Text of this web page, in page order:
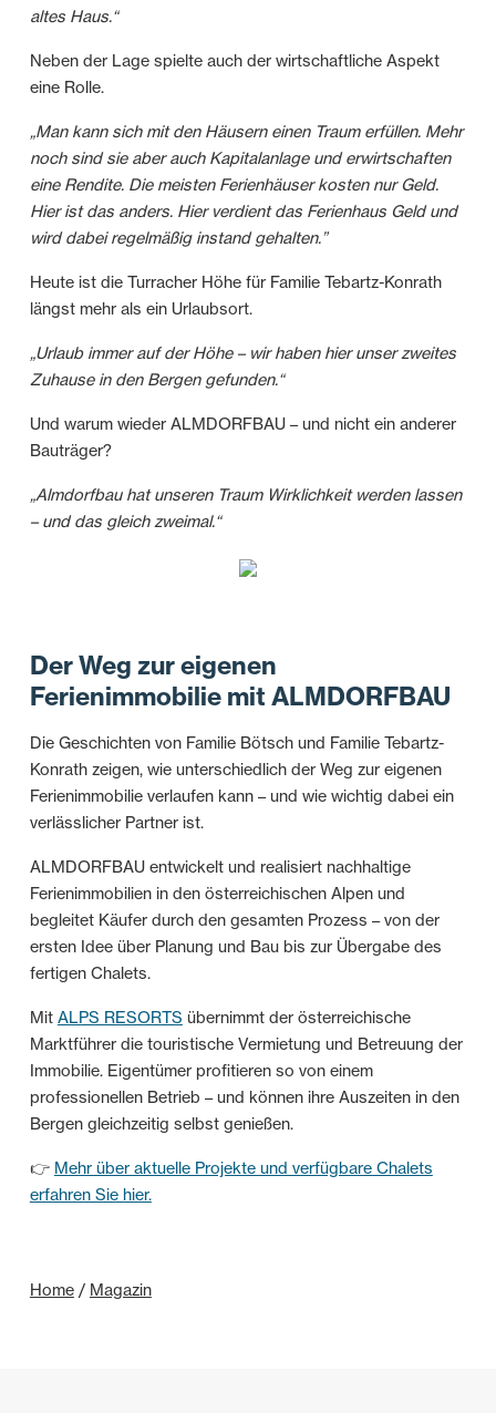
altes Haus.“
Neben der Lage spielte auch der wirtschaftliche Aspekt
eine Rolle.
„Man kann sich mit den Häusern einen Traum erfüllen. Mehr
noch sind sie aber auch Kapitalanlage und erwirtschaften
eine Rendite. Die meisten Ferienhäuser kosten nur Geld.
Hier ist das anders. Hier verdient das Ferienhaus Geld und
wird dabei regelmäßig instand gehalten.”
Heute ist die Turracher Höhe für Familie Tebartz-Konrath
längst mehr als ein Urlaubsort.
„Urlaub immer auf der Höhe – wir haben hier unser zweites
Zuhause in den Bergen gefunden.“
Und warum wieder ALMDORFBAU – und nicht ein anderer
Bauträger?
„Almdorfbau hat unseren Traum Wirklichkeit werden lassen
– und das gleich zweimal.“
Der Weg zur eigenen
Ferienimmobilie mit ALMDORFBAU
Die Geschichten von Familie Bötsch und Familie Tebartz-
Konrath zeigen, wie unterschiedlich der Weg zur eigenen
Ferienimmobilie verlaufen kann – und wie wichtig dabei ein
verlässlicher Partner ist.
ALMDORFBAU entwickelt und realisiert nachhaltige
Ferienimmobilien in den österreichischen Alpen und
begleitet Käufer durch den gesamten Prozess – von der
ersten Idee über Planung und Bau bis zur Übergabe des
fertigen Chalets.
Mit ALPS RESORTS übernimmt der österreichische
Marktführer die touristische Vermietung und Betreuung der
Immobilie. Eigentümer profitieren so von einem
professionellen Betrieb – und können ihre Auszeiten in den
Bergen gleichzeitig selbst genießen.
👉 Mehr über aktuelle Projekte und verfügbare Chalets
erfahren Sie hier.
Home / Magazin